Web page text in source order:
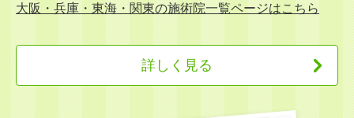
大阪・兵庫・東海・関東の施術院一覧ページはこちら
詳しく見る